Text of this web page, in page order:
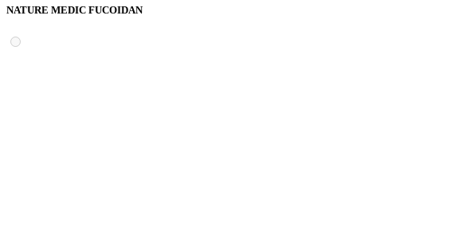
NATURE MEDIC FUCOIDAN